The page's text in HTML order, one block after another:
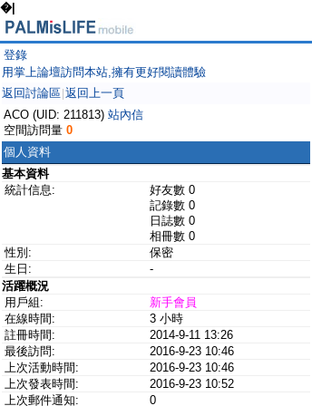
�|
登錄
用掌上論壇訪問本站,擁有更好閱讀體驗
返回討論區 返回上一頁
ACO (UID: 211813) 站內信
空間訪問量 0
個人資料
基本資料
統計信息:
好友數 0
記錄數 0
日誌數 0
相冊數 0
性別:
保密
生日:
-
活躍概況
用戶組:
新手會員
在線時間:
3 小時
註冊時間:
2014-9-11 13:26
最後訪問:
2016-9-23 10:46
上次活動時間:
2016-9-23 10:46
上次發表時間:
2016-9-23 10:52
上次郵件通知:
0